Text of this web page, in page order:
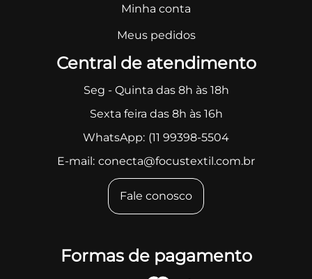
Minha conta
Meus pedidos
Central de atendimento
Seg - Quinta das 8h às 18h
Sexta feira das 8h às 16h
WhatsApp: (11 99398-5504
E-mail: conecta@focustextil.com.br
Fale conosco
Formas de pagamento